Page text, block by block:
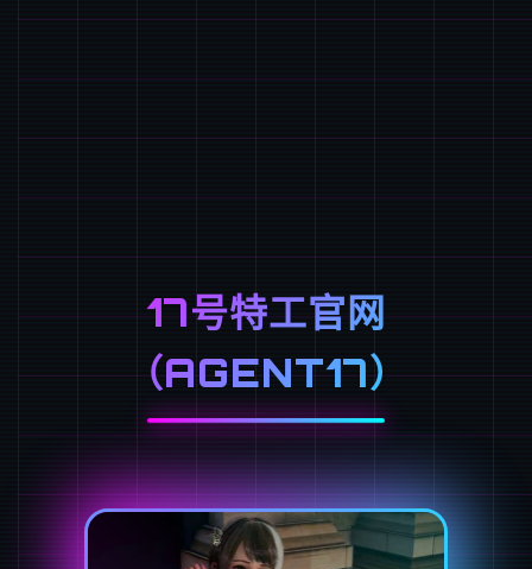
17号特工官网
（AGENT17）